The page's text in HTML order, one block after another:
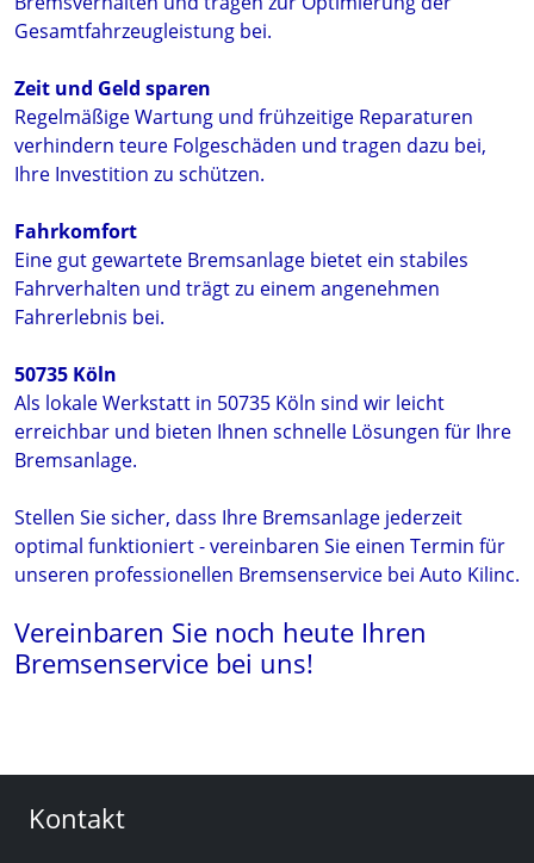
Gesamtfahrzeugleistung bei.
Zeit und Geld sparen
Regelmäßige Wartung und frühzeitige Reparaturen
verhindern teure Folgeschäden und tragen dazu bei,
Ihre Investition zu schützen.
Fahrkomfort
Eine gut gewartete Bremsanlage bietet ein stabiles
Fahrverhalten und trägt zu einem angenehmen
Fahrerlebnis bei.
50735 Köln
Als lokale Werkstatt in 50735 Köln sind wir leicht
erreichbar und bieten Ihnen schnelle Lösungen für Ihre
Bremsanlage.
Stellen Sie sicher, dass Ihre Bremsanlage jederzeit
optimal funktioniert - vereinbaren Sie einen Termin für
unseren professionellen Bremsenservice bei Auto Kilinc.
Vereinbaren Sie noch heute Ihren
Bremsenservice bei uns!
Kontakt